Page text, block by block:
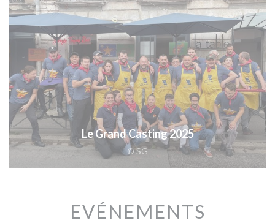
Le Grand Casting 2025
© SG
EVÉNEMENTS